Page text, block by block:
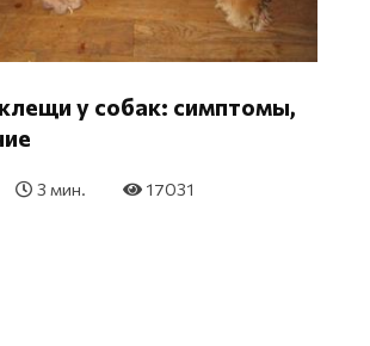
у собак: симптомы,
3 мин. 17031